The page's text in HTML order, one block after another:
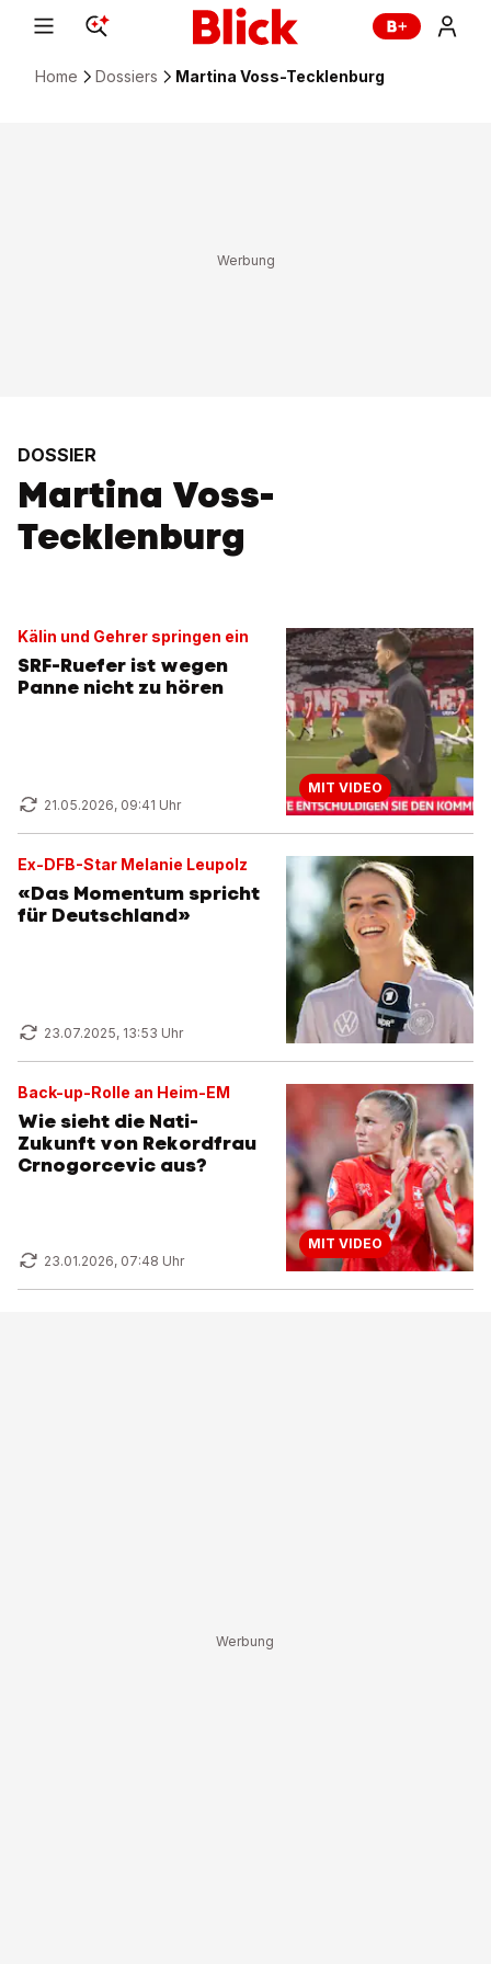
Home Dossiers Martina Voss-Tecklenburg
DOSSIER
Martina Voss-
Tecklenburg
Kälin und Gehrer springen ein
SRF-Ruefer ist wegen
Panne nicht zu hören
21.05.2026, 09:41 Uhr
MIT VIDEO
Ex-DFB-Star Melanie Leupolz
«Das Momentum spricht
für Deutschland»
23.07.2025, 13:53 Uhr
Back-up-Rolle an Heim-EM
Wie sieht die Nati-
Zukunft von Rekordfrau
Crnogorcevic aus?
23.01.2026, 07:48 Uhr
MIT VIDEO